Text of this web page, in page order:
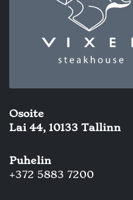
Osoite
Lai 44, 10133 Tallinn
Puhelin
+372 5883 7200